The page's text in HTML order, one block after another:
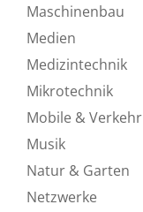
Maschinenbau
Medien
Medizintechnik
Mikrotechnik
Mobile & Verkehr
Musik
Natur & Garten
Netzwerke